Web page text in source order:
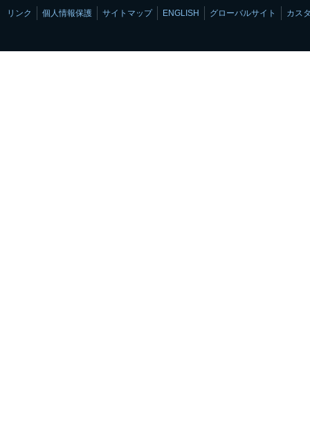
リンク 個人情報保護 サイトマップ ENGLISH グローバルサイト カス